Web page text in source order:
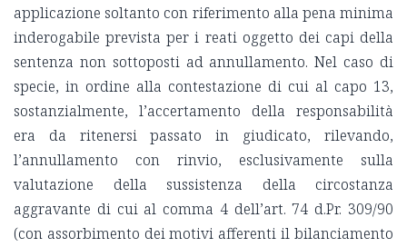
applicazione soltanto con riferimento alla pena minima
inderogabile prevista per i reati oggetto dei capi della
sentenza non sottoposti ad annullamento. Nel caso di
specie, in ordine alla contestazione di cui al capo 13,
sostanzialmente, l’accertamento della responsabilità
era da ritenersi passato in giudicato, rilevando,
l’annullamento con rinvio, esclusivamente sulla
valutazione della sussistenza della circostanza
aggravante di cui al comma 4 dell’art. 74 d.Pr. 309/90
(con assorbimento dei motivi afferenti il bilanciamento